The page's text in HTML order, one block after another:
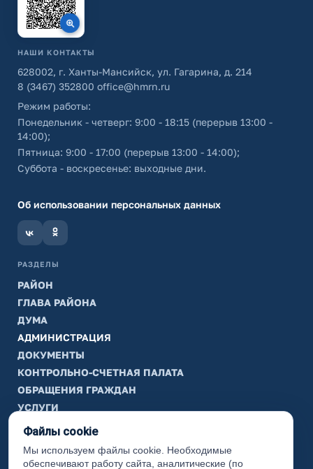
НАШИ КОНТАКТЫ
628002, г. Ханты-Мансийск, ул. Гагарина, д. 214
8 (3467) 352800 office@hmrn.ru
Режим работы:
Понедельник - четверг: 9:00 - 18:15 (перерыв 13:00 -
14:00);
Пятница: 9:00 - 17:00 (перерыв 13:00 - 14:00);
Суббота - воскресенье: выходные дни.
Об использовании персональных данных
РАЗДЕЛЫ
РАЙОН
ГЛАВА РАЙОНА
ДУМА
АДМИНИСТРАЦИЯ
ДОКУМЕНТЫ
КОНТРОЛЬНО-СЧЕТНАЯ ПАЛАТА
ОБРАЩЕНИЯ ГРАЖДАН
УСЛУГИ
ТИК
ИНФОРМАЦИЯ
Файлы cookie
Мы используем файлы cookie. Необходимые
обеспечивают работу сайта, аналитические (по